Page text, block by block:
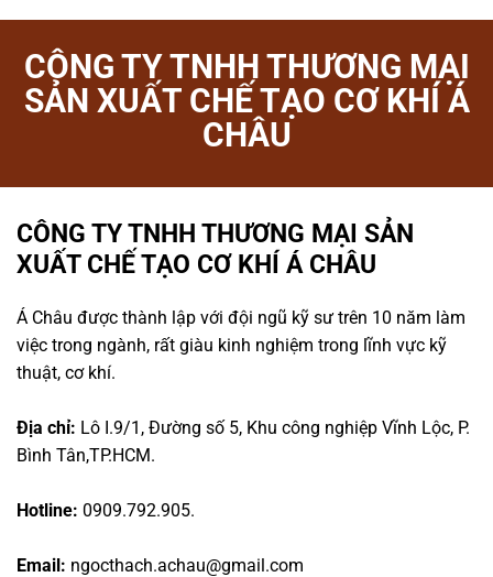
CÔNG TY TNHH THƯƠNG MẠI
SẢN XUẤT CHẾ TẠO CƠ KHÍ Á
CHÂU
CÔNG TY TNHH THƯƠNG MẠI SẢN
XUẤT CHẾ TẠO CƠ KHÍ Á CHÂU
Á Châu được thành lập với đội ngũ kỹ sư trên 10 năm làm
việc trong ngành, rất giàu kinh nghiệm trong lĩnh vực kỹ
thuật, cơ khí.
Địa chỉ: Lô I.9/1, Đường số 5, Khu công nghiệp Vĩnh Lộc, P.
Bình Tân,TP.HCM.
Hotline: 0909.792.905.
Email: ngocthach.achau@gmail.com